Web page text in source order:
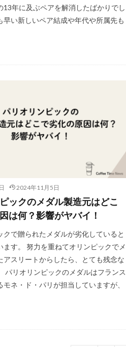
13年に及ぶペアを解消したばかりでし
早い新しいペア結成や年代や所属先も
2024年11月5日
ックのメダル製造元はどこ
は何？影響がヤバイ！
クで贈られたメダルが劣化していると
ます。 努力を重ねてオリンピックでメ
アスリートからしたら、とても残念な
パリオリンピックのメダルはフランス
ネ・ド・パリが担当していますが、